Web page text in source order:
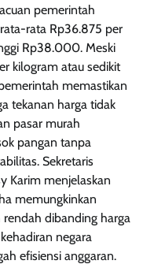
pemerintah
rata Rp36.875 per
Rp38.000. Meski
kilogram atau sedikit
memastikan
tekanan harga tidak
pasar murah
pangan tanpa
Sekretaris
Karim menjelaskan
memungkinkan
rendah dibanding harga
negara
efisiensi anggaran.